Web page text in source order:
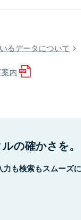
るデータについて
内
の確かさを。
も検索もスムーズ